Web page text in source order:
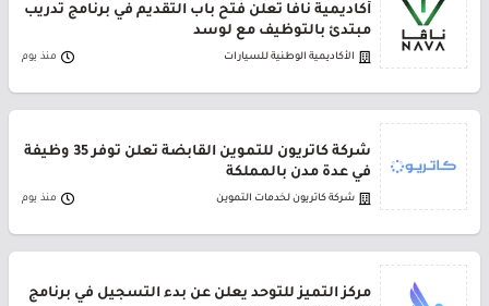
أكاديمية نافا تعلن فتح باب التقديم في برنامج تدريب
مبتدئ بالتوظيف مع لوسد
الأكاديمية الوطنية للسيارات منذ يوم
شركة كاتريون للتموين القابضة تعلن توفر 35 وظيفة
في عدة مدن بالمملكة
شركة كاتريون لخدمات التموين منذ يوم
مركز التميز للتوحد يعلن عن بدء التسجيل في برنامج